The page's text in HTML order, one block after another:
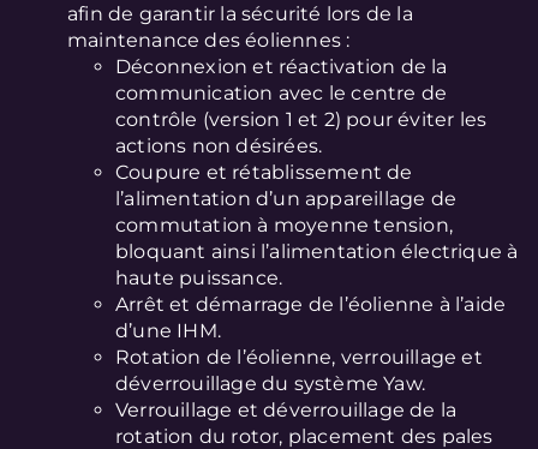
afin de garantir la sécurité lors de la
maintenance des éoliennes :
Déconnexion et réactivation de la
communication avec le centre de
contrôle (version 1 et 2) pour éviter les
actions non désirées.
Coupure et rétablissement de
l’alimentation d’un appareillage de
commutation à moyenne tension,
bloquant ainsi l’alimentation électrique à
haute puissance.
Arrêt et démarrage de l’éolienne à l’aide
d’une IHM.
Rotation de l’éolienne, verrouillage et
déverrouillage du système Yaw.
Verrouillage et déverrouillage de la
rotation du rotor, placement des pales